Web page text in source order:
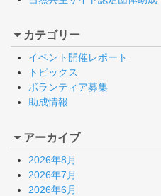
カテゴリー
イベント開催レポート
トピックス
ボランティア募集
助成情報
アーカイブ
2026年8月
2026年7月
2026年6月